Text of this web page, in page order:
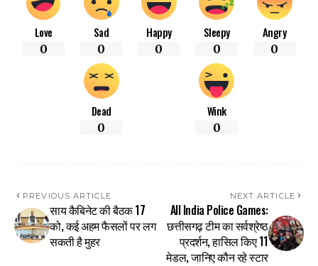
Love
0
Sad
0
Happy
0
Sleepy
0
Angry
0
Dead
0
Wink
0
PREVIOUS ARTICLE
साय कैबिनेट की बैठक 17
को, कई अहम फैसलों पर लग
सकती है मुहर
NEXT ARTICLE
All India Police Games:
छत्तीसगढ़ टीम का सर्वश्रेष्ठ
प्रदर्शन, हासिल किए 11
मेडल, जानिए कौन रहे स्टार